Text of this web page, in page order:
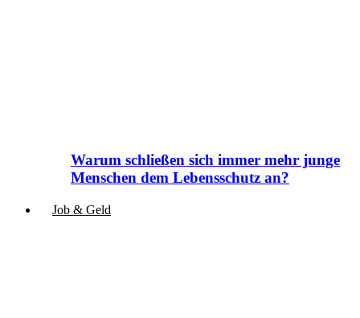
Warum schließen sich immer mehr junge
Menschen dem Lebensschutz an?
Job & Geld